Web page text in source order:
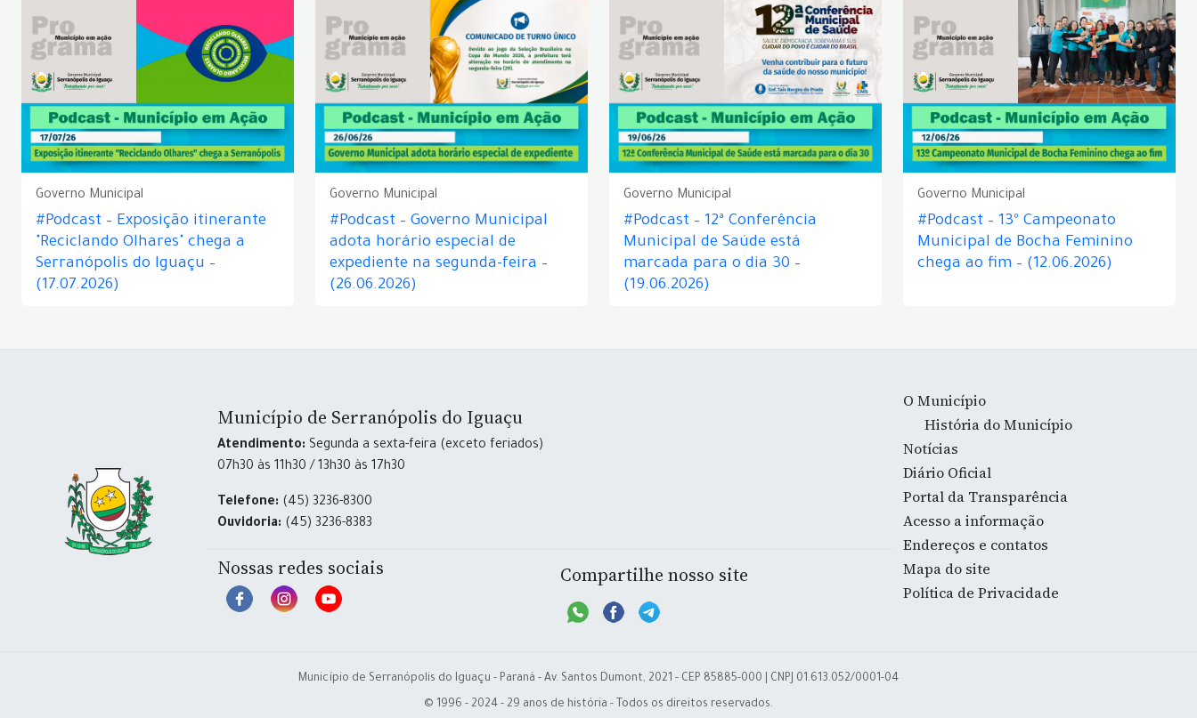
Governo Municipal
#Podcast – Exposição itinerante
"Reciclando Olhares" chega a
Serranópolis do Iguaçu –
(17.07.2026)
Governo Municipal
#Podcast – Governo Municipal
adota horário especial de
expediente na segunda-feira –
(26.06.2026)
Governo Municipal
#Podcast – 12ª Conferência
Municipal de Saúde está
marcada para o dia 30 –
(19.06.2026)
Governo Municipal
#Podcast – 13º Campeonato
Municipal de Bocha Feminino
chega ao fim – (12.06.2026)
Município de Serranópolis do Iguaçu
Atendimento: Segunda a sexta-feira (exceto feriados)
07h30 às 11h30 / 13h30 às 17h30
Telefone: (45) 3236-8300
Ouvidoria: (45) 3236-8383
Nossas redes sociais Compartilhe nosso site
O Município
História do Município
Notícias
Diário Oficial
Portal da Transparência
Acesso a informação
Endereços e contatos
Mapa do site
Política de Privacidade
Município de Serranópolis do Iguaçu - Paraná - Av. Santos Dumont, 2021 - CEP 85885-000 | CNPJ 01.613.052/0001-04
© 1996 - 2024 - 29 anos de história - Todos os direitos reservados.